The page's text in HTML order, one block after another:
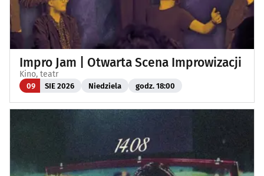
Impro Jam | Otwarta Scena Improwizacji
Kino, teatr
09 SIE 2026 Niedziela godz. 18:00